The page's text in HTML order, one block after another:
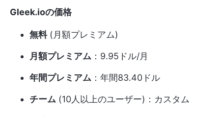
Gleek.ioの価格
無料(月額プレミアム)
月額プレミアム ：9.95ドル/月
年間プレミアム ：年間83.40ドル
チーム (10人以上のユーザー)：カスタム